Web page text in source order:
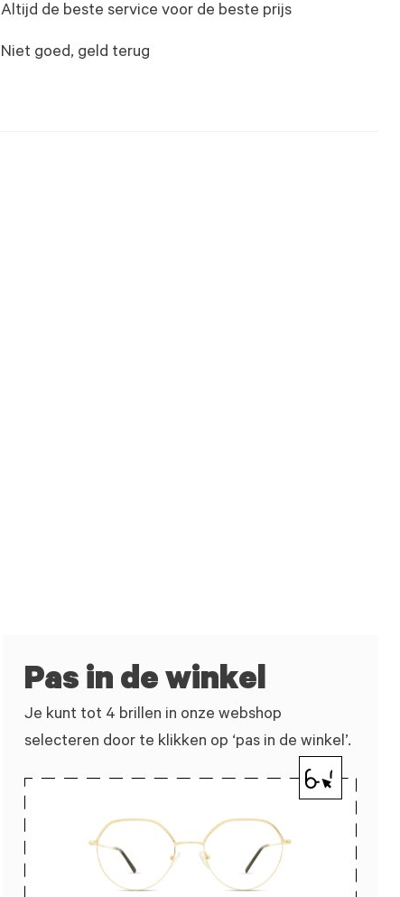
Altijd de beste service voor de beste prijs
Niet goed, geld terug
Pas in de winkel
Je kunt tot 4 brillen in onze webshop
selecteren door te klikken op ‘pas in de winkel’.